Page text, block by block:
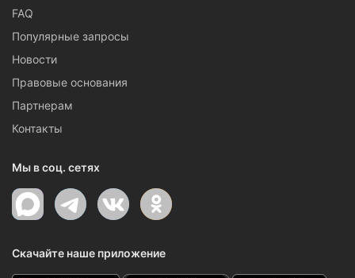
FAQ
Популярные запросы
Новости
Правовые основания
Партнерам
Контакты
Мы в соц. сетях
Скачайте наше приложение